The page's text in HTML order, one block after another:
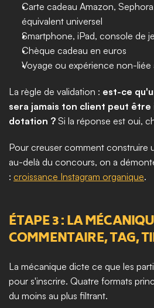
Carte cadeau Amazon,
équivalent universel
Smartphone, iPad, console de
Chèque cadeau en euros
Voyage ou expérience non-liée
La règle de validation : est-ce
sera jamais ton client peut
dotation ? Si la réponse est oui,
Pour creuser comment construire
au-delà du concours, on a
: croissance Instagram organique.
ÉTAPE 3 : LA
COMMENTAIRE, TAG,
La mécanique dicte ce que les
pour s'inscrire. Quatre formats
du moins au plus filtrant.